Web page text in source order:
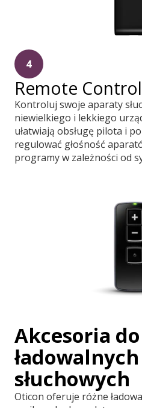
4
Remote Control
Kontroluj swoje aparaty
niewielkiego i lekkiego
ułatwiają obsługę pilota i
regulować głośność
programy w zależności od
Akcesoria do
słuchowych
Oticon oferuje różne